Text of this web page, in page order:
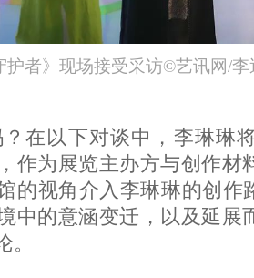
护者》现场接受采访©艺讯网/李
在以下对谈中，李琳琳
作为展览主办方与创作材
的视角介入李琳琳的创作
中的意涵变迁，以及延展